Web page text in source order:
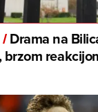
/Drama na